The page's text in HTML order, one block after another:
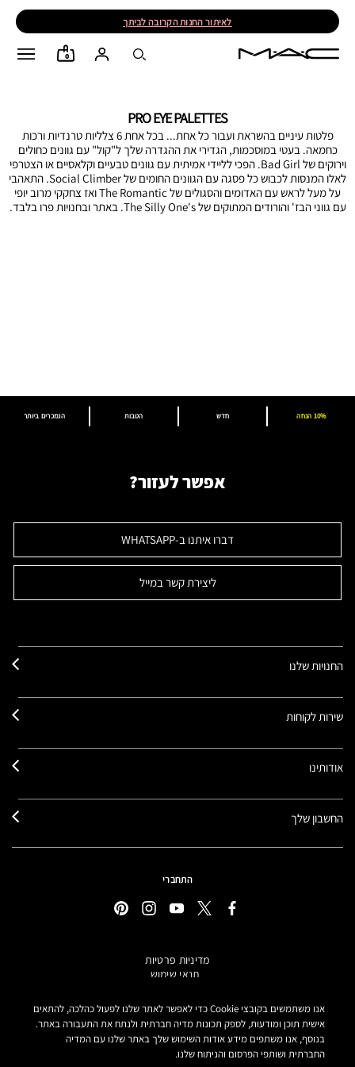
לאיתור החנות הקרובה לביתך
0
PRO EYE PALETTES
פלטות עיניים בהשראת ועבור כל אחת... בכל אחת 6 צלליות טרנדיות ורכות
כחמאה. בעטי במוסכמות, הגדירי את ההגדרה שלך ל"קול" עם גוונים כחולים
וירוקים של Bad Girl. הפכי לליידי אמיתית עם גוונים טבעיים וקלאסיים או הצטרפי
לאלו המנסות לכבוש כל פסגה עם הגוונים החומים של Social Climber. התאהבי
על מעל לראש עם האדומים והסגולים של The Romantic ואז צחקקי מרוב יופי
עם גווני הבז' והורודים המתוקים של The Silly One's. באתר ובחנויות פרו בלבד.
הנמכרים ביותר הטבות חדש 10% הנחה
אפשר לעזור?
דברו איתנו ב-WHATSAPP
ליצירת קשר במייל
החנויות שלנו
שירות לקוחות
אודותינו
החשבון שלך
התחברי
מדיניות פרטיות
תנאי שימוש
מידע על מוצרים מזוייפים
הצהרת נגישות
הגדרות קובצי COOKIE
MAKE-UP ART COSMETICS© מאק קוסמטיקס כל הזכויות שמורות.
אנו משתמשים בקובצי Cookie כדי לאפשר לאתר שלנו לפעול כהלכה, להתאים
אישית תוכן ומודעות, לספק תכונות מדיה חברתית ולנתח את התעבורה באתר.
בנוסף, אנו משתפים מידע אודות השימוש שלך באתר שלנו עם המדיה
החברתית ושותפי הפרסום והניתוח שלנו.